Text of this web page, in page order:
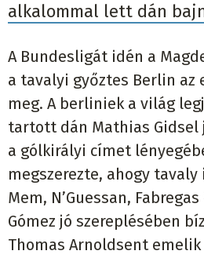
alkalommal lett dán
A Bundesligát idén a
a tavalyi győztes Berlin az
meg. A berliniek a világ
tartott dán Mathias Gidsel
a gólkirályi címet
megszerezte, ahogy tavaly
Mem, N’Guessan,
Gómez jó szereplésében
Thomas Arnoldsent